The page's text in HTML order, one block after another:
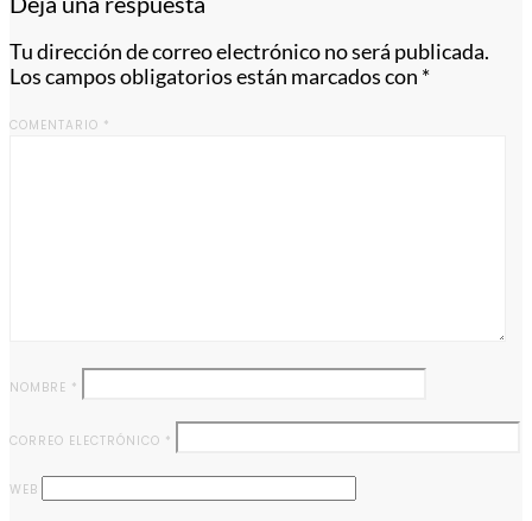
Tu dirección de correo electrónico no será publicada.
Los campos obligatorios están marcados con *
COMENTARIO *
NOMBRE *
CORREO ELECTRÓNICO *
WEB